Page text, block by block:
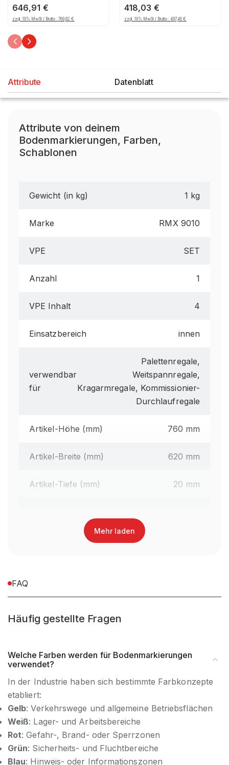
mm, Palettengewicht: 1000
kg, Palettenplätze: 12
646,91 €
zzgl. 19% MwSt / Brutto :769,82€
T: 500 mm (16 - 18"),
Ebenen: 3, Feldbreite:
418,03 €
zzgl. 19% MwSt / Brutto :497,46€
Attribute Datenblatt
Attribute von deinem
Bodenmarkierungen, Farben,
Schablonen
Gewicht (in kg) 1 kg
Marke RMX 9010
VPE SET
Anzahl 1
VPE Inhalt 4
Einsatzbereich innen
verwendbar
für
Palettenregale,
Weitspannregale,
Kragarmregale, Kommissionier-
Durchlaufregale
Artikel-Höhe (mm) 760 mm
Artikel-Breite (mm) 620 mm
Artikel-Tiefe (mm) 20 mm
Mehr laden
FAQ
Häufig gestellte Fragen
Welche Farben werden für Bodenmarkierungen
verwendet?
In der Industrie haben sich bestimmte Farbkonzepte
etabliert:
Gelb: Verkehrswege und allgemeine Betriebsflächen
Weiß: Lager- und Arbeitsbereiche
Rot: Gefahr-, Brand- oder Sperrzonen
Grün: Sicherheits- und Fluchtbereiche
Blau: Hinweis- oder Informationszonen